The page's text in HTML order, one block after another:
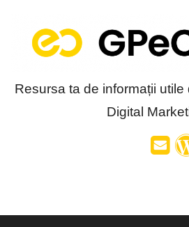
content
Blog-
Resursa ta de informații
Digital